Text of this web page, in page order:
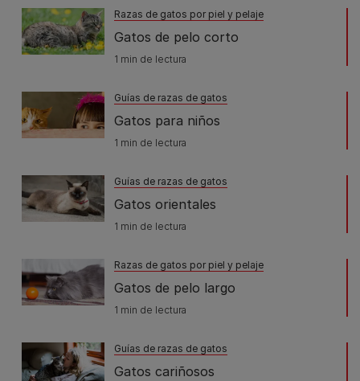
Razas de gatos por piel y pelaje
Gatos de pelo corto
1 min de lectura
Guías de razas de gatos
Gatos para niños
1 min de lectura
Guías de razas de gatos
Gatos orientales
1 min de lectura
Razas de gatos por piel y pelaje
Gatos de pelo largo
1 min de lectura
Guías de razas de gatos
Gatos cariñosos